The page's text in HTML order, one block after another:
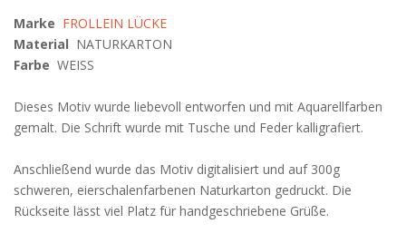
Marke FROLLEIN LÜCKE
Material NATURKARTON
Farbe WEISS
Dieses Motiv wurde liebevoll entworfen und mit Aquarellfarben
gemalt. Die Schrift wurde mit Tusche und Feder kalligrafiert.
Anschließend wurde das Motiv digitalisiert und auf 300g
schweren, eierschalenfarbenen Naturkarton gedruckt. Die
Rückseite lässt viel Platz für handgeschriebene Grüße.